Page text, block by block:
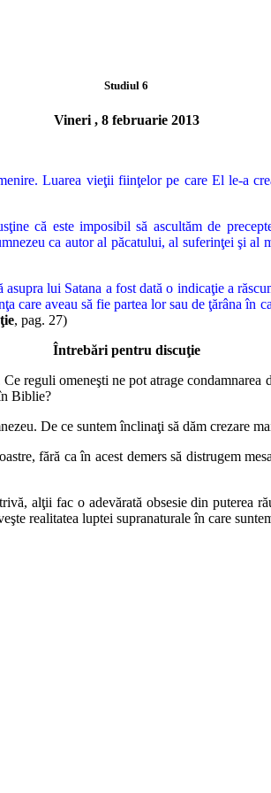
Studiul 6
Vineri , 8 februarie 2013
Luarea vieţii fiinţelor pe care El le-a
că este imposibil să ascultăm de
ca autor al păcatului, al suferinţei şi al
asupra lui Satana a fost dată o indicaţie a
aveau să fie partea lor sau de ţărâna în
, pag. 27)
Întrebări pentru discuţie
reguli omeneşti ne pot atrage condamnarea
Biblie?
De ce suntem înclinaţi să dăm crezare
fără ca în acest demers să distrugem
alţii fac o adevărată obsesie din puterea
realitatea luptei supranaturale în care